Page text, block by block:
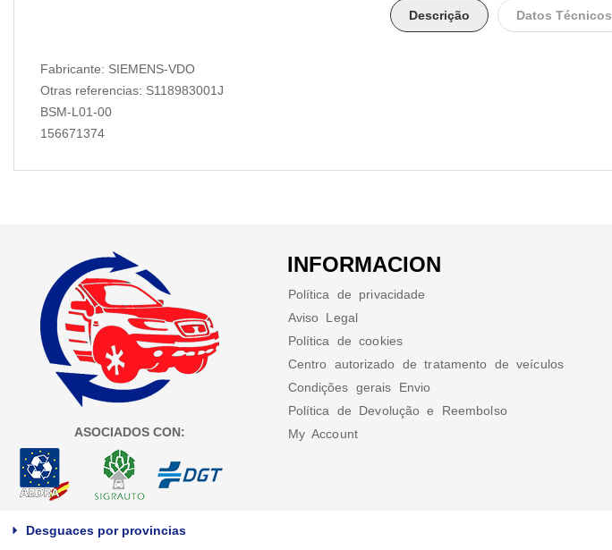
Descrição Datos Técnicos
Fabricante: SIEMENS-VDO
Otras referencias: S118983001J
BSM-L01-00
156671374
ASOCIADOS CON:
INFORMACION
Política de privacidade
Aviso Legal
Política de cookies
Centro autorizado de tratamento de veículos
Condições gerais Envio
Política de Devolução e Reembolso
My Account
Desguaces por provincias